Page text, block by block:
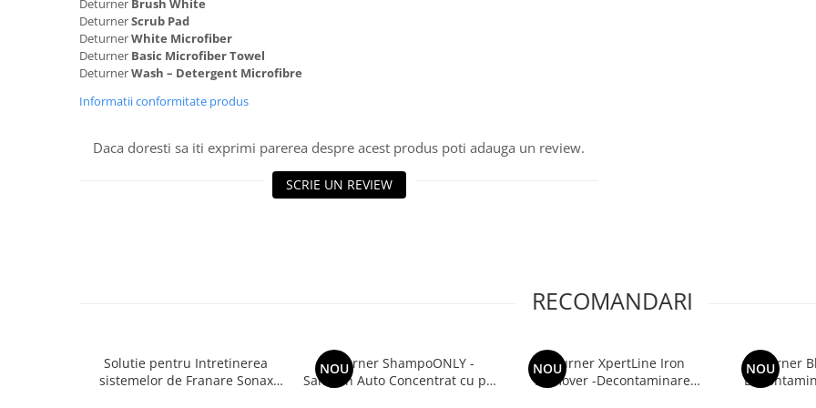
Deturner Brush White
DeturnerScrub Pad
DeturnerWhite Microfiber
Deturner Basic Microfiber Towel
DeturnerWash – Detergent Microfibre
Informatii conformitate produs
Daca doresti sa iti exprimi parerea despre acest produs poti adauga un review.
SCRIE UN REVIEW
RECOMANDARI
Solutie pentru Intretinerea
sistemelor de Franare Sonax
NOU
Deturner ShampoONLY -
Sampon Auto Concentrat cu pH
NOU
Deturner XpertLine Iron
Remover -Decontaminare
NOU
Deturner